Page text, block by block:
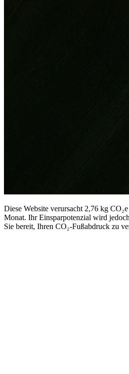
Diese Website verursacht 2,76 kg
Monat. Ihr Einsparpotenzial wird
Sie bereit, Ihren CO₂-Fußabdruck zu